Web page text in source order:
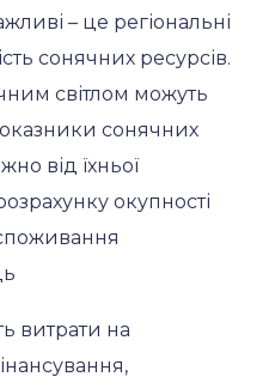
– це регіональні
сонячних ресурсів.
світлом можуть
сонячних
від їхньої
окупності
витрати на